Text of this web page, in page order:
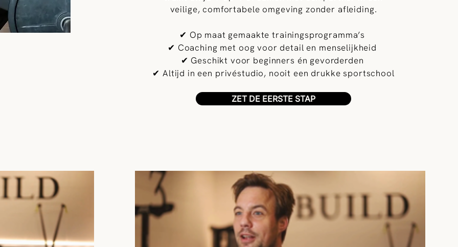
veilige, comfortabele omgeving zonder afleiding.
✔ Op maat gemaakte trainingsprogramma’s
✔ Coaching met oog voor detail en menselijkheid
✔ Geschikt voor beginners én gevorderden
✔ Altijd in een privéstudio, nooit een drukke sportschool
ZET DE EERSTE STAP